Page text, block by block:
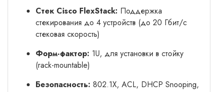
Стек Cisco FlexStack: Поддержка
стекирования до 4 устройств (до 20 Гбит/с
стековая скорость)
Форм-фактор: 1U, для установки в стойку
(rack-mountable)
Безопасность: 802.1X, ACL, DHCP Snooping,